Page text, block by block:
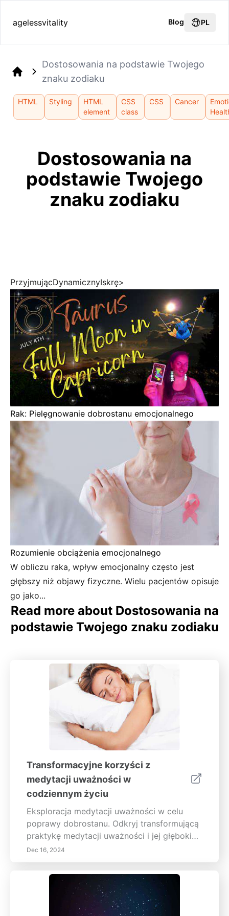
agelessvitality Blog PL
Dostosowania na podstawie Twojego
znaku zodiaku
HTML Styling
HTML
element
CSS
class
CSS Cancer
Dostosowania na
podstawie Twojego
znaku zodiaku
PrzyjmującDynamicznyIskrę>
Rak: Pielęgnowanie dobrostanu emocjonalnego
Rozumienie obciążenia emocjonalnego
W obliczu raka, wpływ emocjonalny często jest
głębszy niż objawy fizyczne. Wielu pacjentów opisuje
go jako...
Read more about Dostosowania na
podstawie Twojego znaku zodiaku
Transformacyjne korzyści z
medytacji uważności w
codziennym życiu
Eksploracja medytacji uważności w celu
poprawy dobrostanu. Odkryj transformującą
praktykę medytacji uważności i jej głębokie
korzyści dla zdrowia psychicznego i
fizycznego. Ten kompleksowy przewodnik
zagłębia się w zasady uważności, oferując
spostrzeżenia na temat tego, jak bycie
obecnym może redukować stres i lęk,
poprawiać regulację emocji i zwiększać
Dec 16, 2024